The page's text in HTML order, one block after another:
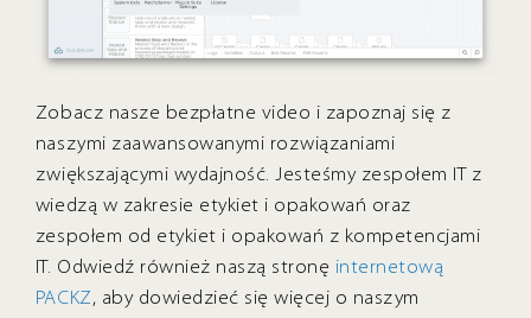
Zobacz nasze bezpłatne video i zapoznaj się z
naszymi zaawansowanymi rozwiązaniami
zwiększającymi wydajność. Jesteśmy zespołem IT z
wiedzą w zakresie etykiet i opakowań oraz
zespołem od etykiet i opakowań z kompetencjami
IT. Odwiedź również naszą stronę internetową
PACKZ, aby dowiedzieć się więcej o naszym